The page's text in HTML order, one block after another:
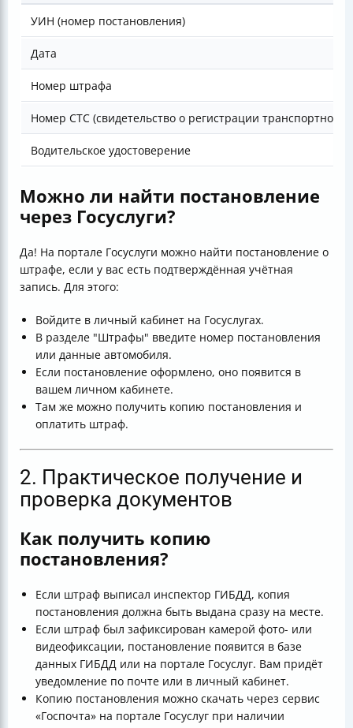
УИН (номер постановления)
Дата
Номер штрафа
Номер СТС (свидетельство о регистрации транспортного
Водительское удостоверение
Можно ли найти постановление
через Госуслуги?
Да! На портале Госуслуги можно найти постановление о
штрафе, если у вас есть подтверждённая учётная
запись. Для этого:
Войдите в личный кабинет на Госуслугах.
В разделе "Штрафы" введите номер постановления
или данные автомобиля.
Если постановление оформлено, оно появится в
вашем личном кабинете.
Там же можно получить копию постановления и
оплатить штраф.
2. Практическое получение и
проверка документов
Как получить копию
постановления?
Если штраф выписал инспектор ГИБДД, копия
постановления должна быть выдана сразу на месте.
Если штраф был зафиксирован камерой фото- или
видеофиксации, постановление появится в базе
данных ГИБДД или на портале Госуслуг. Вам придёт
уведомление по почте или в личный кабинет.
Копию постановления можно скачать через сервис
«Госпочта» на портале Госуслуг при наличии